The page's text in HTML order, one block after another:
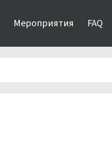
Мероприятия FAQ